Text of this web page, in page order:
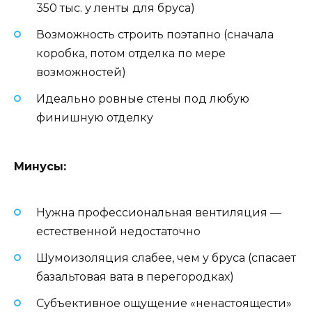
350 тыс. у ленты для бруса)
Возможность строить поэтапно (сначала
коробка, потом отделка по мере
возможностей)
Идеально ровные стены под любую
финишную отделку
Минусы:
Нужна профессиональная вентиляция —
естественной недостаточно
Шумоизоляция слабее, чем у бруса (спасает
базальтовая вата в перегородках)
Субъективное ощущение «ненастоящести»